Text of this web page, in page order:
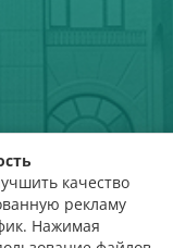
качество
рекламу
Нажимая